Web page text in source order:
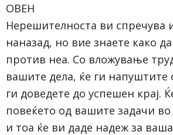
ОВЕН
Нерешителноста ви спречува
наназад, но вие знаете како
против неа. Со вложување
вашите дела, ќе ги напуштите
ги доведете до успешен крај.
повеќето од вашите задачи
и тоа ќе ви даде надеж за